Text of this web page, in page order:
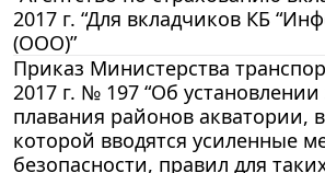
2017 г. “Для вкладчиков КБ
(ООО)”
Приказ Министерства
2017 г. № 197 “Об
плавания районов акватории,
которой вводятся усиленные
безопасности, правил для